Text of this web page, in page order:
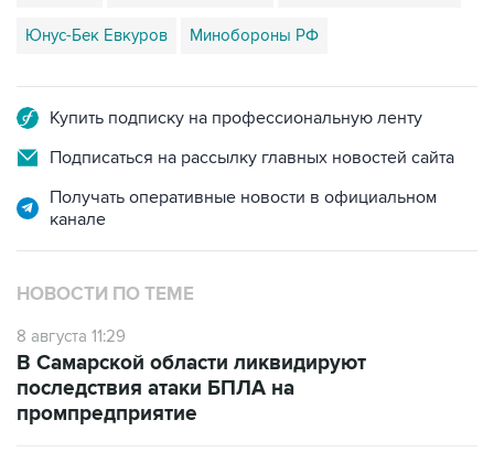
Юнус-Бек Евкуров Минобороны РФ
Купить подписку на профессиональную ленту
Подписаться на рассылку главных новостей сайта
Получать оперативные новости в официальном
канале
НОВОСТИ ПО ТЕМЕ
8 августа 11:29
В Самарской области ликвидируют
последствия атаки БПЛА на
промпредприятие